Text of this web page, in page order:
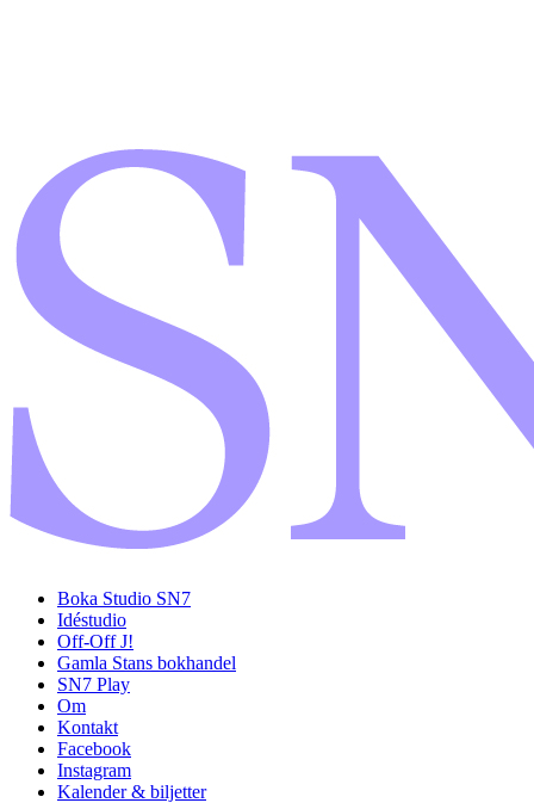
Boka Studio SN7
Idéstudio
Off-Off J!
Gamla Stans bokhandel
SN7 Play
Om
Kontakt
Facebook
Instagram
Kalender & biljetter